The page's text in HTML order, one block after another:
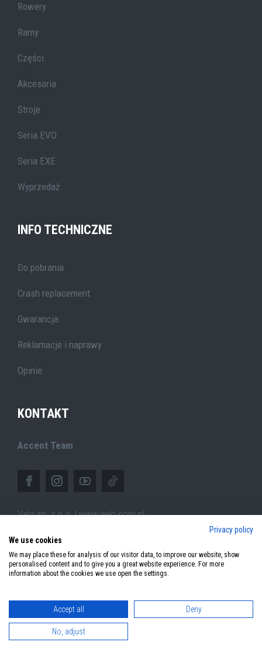
Rowery
Ramy
Części
Akcesoria
Stroje
Seria EVO
Seria EXE
Wyprzedaż
INFO TECHNICZNE
Do pobrania
Crash replacement
Gwarancja
Reklamacje i naprawy
Opinie
KONTAKT
Accent Team
Velo sp. z o.o. | www.velo.com.pl
ul.Pszczyńska 305,
44-100 Gliwice (PL)
© 2026 Copyright Accent Bikes. All rights reserved.
Privacy policy
We use cookies
We may place these for analysis of our visitor data, to improve our website, show
personalised content and to give you a great website experience. For more
information about the cookies we use open the settings.
Accept all Deny
No, adjust